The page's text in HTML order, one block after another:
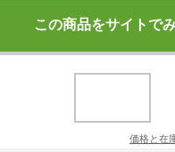
この商品をサイトで
価格と在